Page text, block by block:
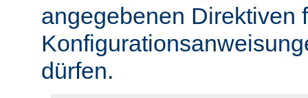
angegebenen Direktiven
dürfen.